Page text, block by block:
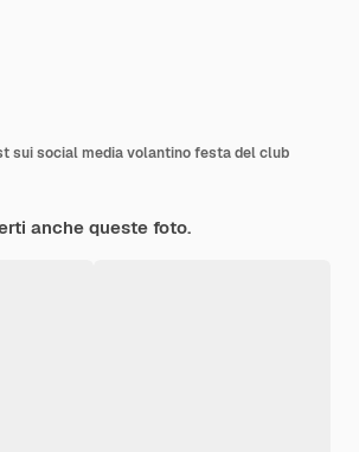
sui social media volantino festa del club
anche queste foto.